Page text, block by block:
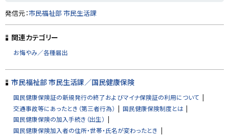
ト
ッ
プ
る
発信元：市民福祉部 市民生活課
関連カテゴリー
お悔やみ／各種届出
市民福祉部 市民生活課／国民健康保険
国民健康保険証の新規発行の終了およびマイナ保険証の利用について
交通事故等にあったとき（第三者行為）
国民健康保険制度とは
国民健康保険の加入手続き（出生）
国民健康保険加入者の住所・世帯・氏名が変わったとき